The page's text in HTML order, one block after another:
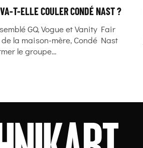
T-ELLE COULER CONDÉ NAST ?
GQ, Vogue et Vanity Fair
la maison-mère, Condé Nast
le groupe...